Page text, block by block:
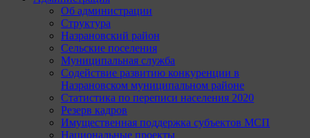
Об администрации
Структура
Назрановский район
Сельские поселения
Муниципальная служба
Содействие развитию конкуренции в
Назрановском муниципальном районе
Статистика по переписи населения 2020
Резерв кадров
Имущественная поддержка субъектов МСП
Национальные проекты